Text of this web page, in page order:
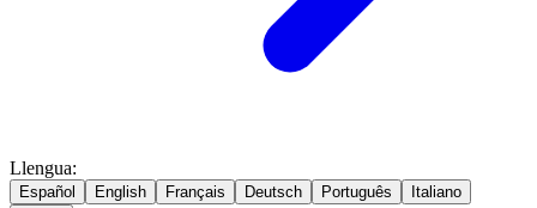
Llengua:
Español English Français Deutsch Português Italiano